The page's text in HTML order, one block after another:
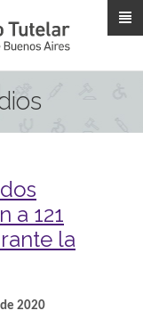
a 121
la
2020